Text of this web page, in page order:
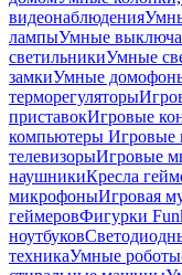
видеонаблюдения
лампыУмные
светильникиУмные
замкиУмные
терморегуляторы
приставокИгровые
компьютеры Игровые
телевизорыИгровые
наушникиКресла
микрофоныИгровая
геймеровФигурки
ноутбуков
техникаУмные